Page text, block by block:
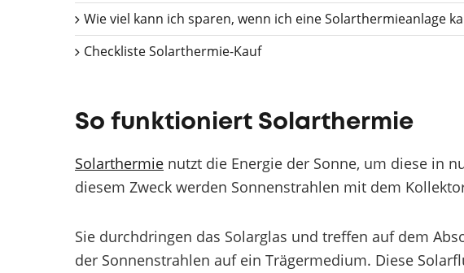
Wie viel kann ich sparen, wenn ich eine Solarthermieanlage
Checkliste Solarthermie-Kauf
So funktioniert Solarthermie
Solarthermie nutzt die Energie der Sonne, um diese in
diesem Zweck werden Sonnenstrahlen mit dem
Sie durchdringen das Solarglas und treffen auf dem
der Sonnenstrahlen auf ein Trägermedium. Diese